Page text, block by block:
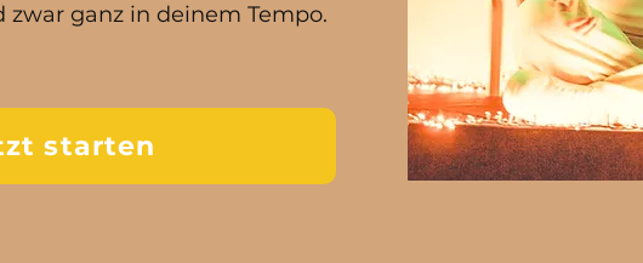
zwar ganz in deinem Tempo.
starten